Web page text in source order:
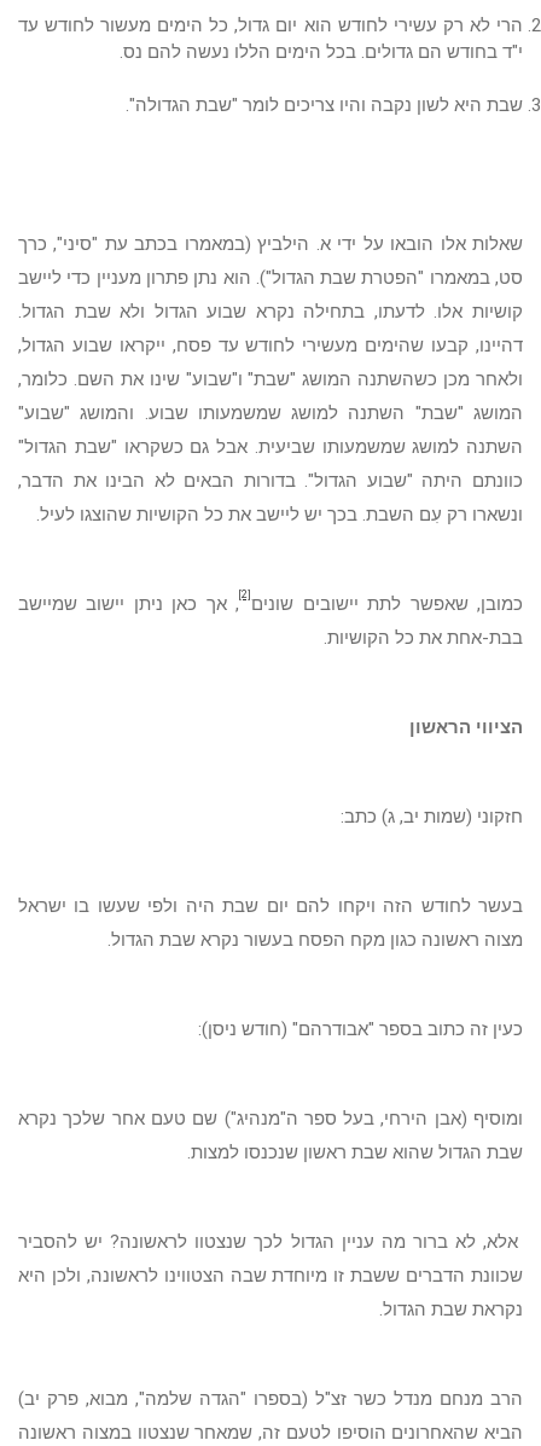
הרי לא רק עשירי לחודש הוא יום גדול, כל הימים מעשור לחודש עד
י"ד בחודש הם גדולים. בכל הימים הללו נעשה להם נס.
שבת היא לשון נקבה והיו צריכים לומר "שבת הגדולה".
שאלות אלו הובאו על ידי א. הילביץ (במאמרו בכתב עת "סיני", כרך
סט, במאמרו "הפטרת שבת הגדול"). הוא נתן פתרון מעניין כדי ליישב
קושיות אלו. לדעתו, בתחילה נקרא שבוע הגדול ולא שבת הגדול.
דהיינו, קבעו שהימים מעשירי לחודש עד פסח, ייקראו שבוע הגדול,
ולאחר מכן כשהשתנה המושג "שבת" ו"שבוע" שינו את השם. כלומר,
המושג "שבת" השתנה למושג שמשמעותו שבוע. והמושג "שבוע"
השתנה למושג שמשמעותו שביעית. אבל גם כשקראו "שבת הגדול"
כוונתם היתה "שבוע הגדול". בדורות הבאים לא הבינו את הדבר,
ונשארו רק עִם השבת. בכך יש ליישב את כל הקושיות שהוצגו לעיל.
כמובן, שאפשר לתת יישובים שונים [2], אך כאן ניתן יישוב שמיישב
בבת-אחת את כל הקושיות.
הציווי הראשון
חזקוני (שמות יב, ג) כתב:
בעשר לחודש הזה ויקחו להם יום שבת היה ולפי שעשו בו ישראל
מצוה ראשונה כגון מקח הפסח בעשור נקרא שבת הגדול.
כעין זה כתוב בספר "אבודרהם" (חודש ניסן):
ומוסיף (אבן הירחי, בעל ספר ה"מנהיג") שם טעם אחר שלכך נקרא
שבת הגדול שהוא שבת ראשון שנכנסו למצות.
אלא, לא ברור מה עניין הגדול לכך שנצטוו לראשונה? יש להסביר
שכוונת הדברים ששבת זו מיוחדת שבה הצטווינו לראשונה, ולכן היא
נקראת שבת הגדול.
הרב מנחם מנדל כשר זצ"ל (בספרו "הגדה שלמה", מבוא, פרק יב)
הביא שהאחרונים הוסיפו לטעם זה, שמאחר שנצטוו במצוה ראשונה